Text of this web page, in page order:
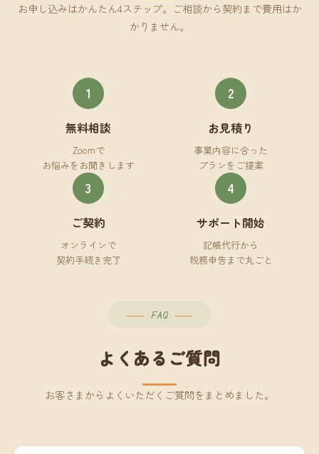
お申し込みはかんたん4ステップ。ご相談から契約まで費用はか
かりません。
1
無料相談
Zoomで
お悩みをお聞きします
2
お見積り
事業内容に合った
プランをご提案
3
ご契約
オンラインで
契約手続き完了
4
サポート開始
記帳代行から
税務申告まで丸ごと
FAQ
よくあるご質問
お客さまからよくいただくご質問をまとめました。